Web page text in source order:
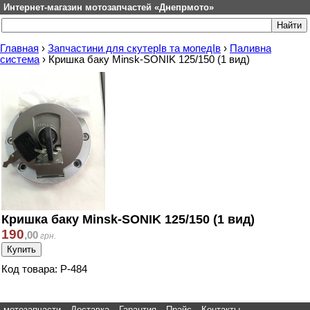
Интернет-магазин мотозапчастей «Днепрмото»
Главная › Запчастини для скутерІв та мопедІв › Паливна
система › Кришка баку Minsk-SONIK 125/150 (1 вид)
Кришка баку Minsk-SONIK 125/150 (1 вид)
190,00 грн.
Код товара: P-484